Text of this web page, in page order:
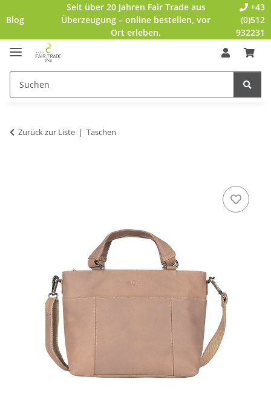
Blog
Seit über 20 Jahren Fair Trade aus
Überzeugung – online bestellen, vor
Ort erleben.
+43
(0)512
932231
Zurück zur Liste Taschen